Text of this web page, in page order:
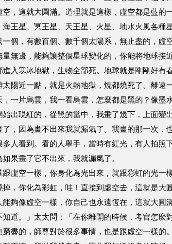
，這就大圓滿。道理就是這樣，虛空都是藍的
王星、冥王星、天王星、火星、地水火風各種
個，有數百個、數千個太陽系，無止盡的，虛
無邊，能夠讓整個星球變化的，你能將地球接
入寒冰地獄，生物全部死。地球就是剛剛好有
陽近一點，就是火熱地獄，燒都燒死了。離遠
一片烏雲，我一看烏雲，怎麼都是黑的？像墨
出現紅的，從黑的當中，我畫了幾下，上面變
，因為畫不出來我就漏氣了。我畫的那一次，
人看到。看的人舉手，當時有紅光，有人拍照
果畫了它不出來，我就漏氣了。
空一樣，你身化為光出來，就跟彩虹的光一
，你化為彩虹，哇！直接到虛空去，這就是大
夠像虛空一樣，你自己也永遠恆在，這就大圓
。」太太問：「在你離開的時候，考官怎麼
盡的，師尊對於很多事情，也是跟虛空一樣的